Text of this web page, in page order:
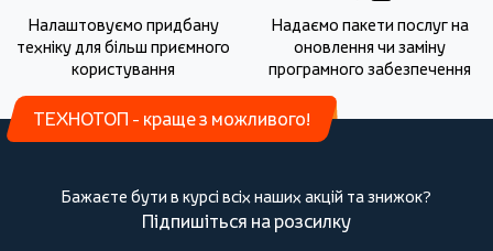
Налаштовуємо придбану
техніку для більш приємного
користування
Надаємо пакети послуг на
оновлення чи заміну
програмного забезпечення
ТЕХНОТОП - краще з можливого!
Бажаєте бути в курсі всіх наших акцій та знижок?
Підпишіться на розсилку